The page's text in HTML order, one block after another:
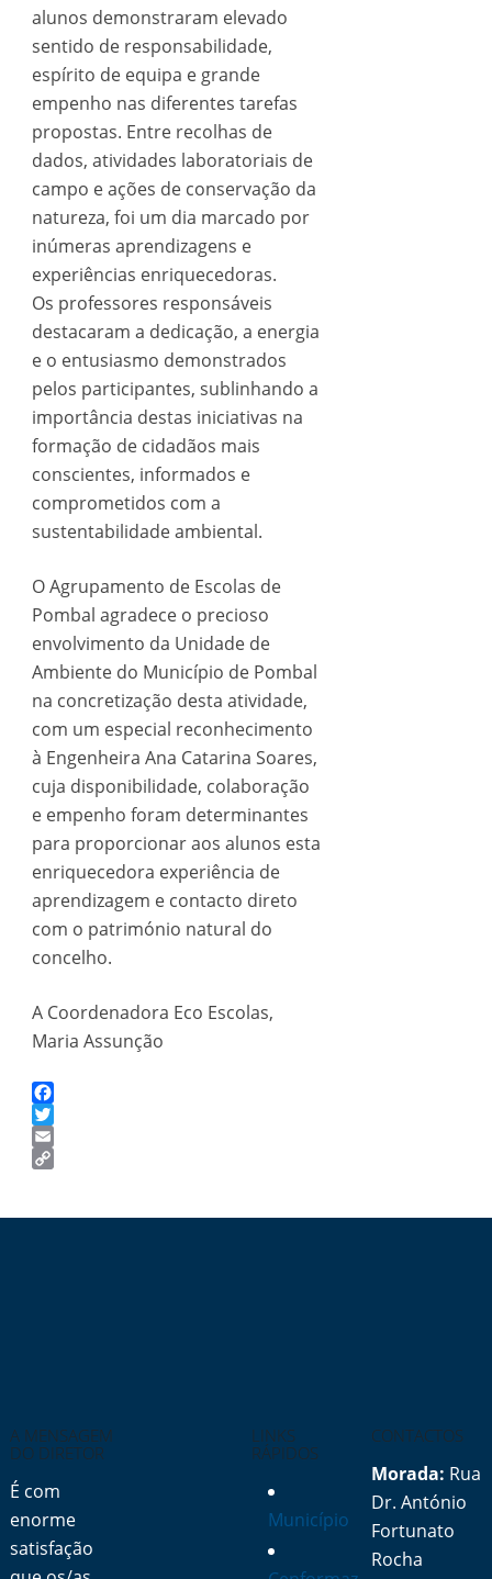
alunos demonstraram elevado
sentido de responsabilidade,
espírito de equipa e grande
empenho nas diferentes tarefas
propostas. Entre recolhas de
dados, atividades laboratoriais de
campo e ações de conservação da
natureza, foi um dia marcado por
inúmeras aprendizagens e
experiências enriquecedoras.
Os professores responsáveis
destacaram a dedicação, a energia
e o entusiasmo demonstrados
pelos participantes, sublinhando a
importância destas iniciativas na
formação de cidadãos mais
conscientes, informados e
comprometidos com a
sustentabilidade ambiental.
O Agrupamento de Escolas de
Pombal agradece o precioso
envolvimento da Unidade de
Ambiente do Município de Pombal
na concretização desta atividade,
com um especial reconhecimento
à Engenheira Ana Catarina Soares,
cuja disponibilidade, colaboração
e empenho foram determinantes
para proporcionar aos alunos esta
enriquecedora experiência de
aprendizagem e contacto direto
com o património natural do
concelho.
A Coordenadora Eco Escolas,
Maria Assunção
Facebook
Twitter
Email
A MENSAGEM
DO DIRETOR
É com
enorme
satisfação
LINKS
RÁPIDOS
Município
CONTACTOS
Morada: Rua
Dr. António
Fortunato
Rocha